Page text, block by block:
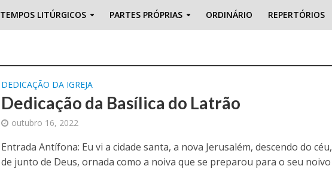
TEMPOS LITÚRGICOS PARTES PRÓPRIAS ORDINÁRIO REPERTÓRIOS
DEDICAÇÃO DA IGREJA
Dedicação da Basílica do Latrão
outubro 16, 2022
Entrada Antífona: Eu vi a cidade santa, a nova Jerusalém, descendo do céu,
de junto de Deus, ornada como a noiva que se preparou para o seu noivo